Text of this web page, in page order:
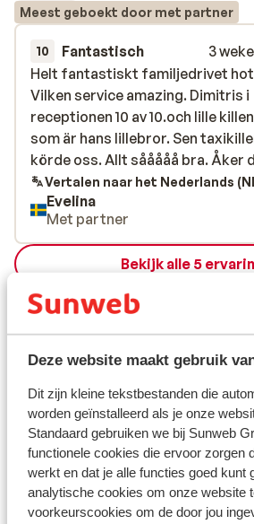
Deze website maakt gebruik
Dit zijn kleine tekstbestanden die
worden geïnstalleerd als je onze
Standaard gebruiken we bij Sunweb
functionele cookies die ervoor zorgen
werkt en dat je alle functies goed kunt
analytische cookies om onze website
voorkeurscookies om de door jou
Meest geboekt door met partner
10 Fantastisch
3
Helt fantastiskt familjedrivet
Vilken service amazing. Dimitris i
receptionen 10 av 10.och lille
som är hans lillebror. Sen
körde oss. Allt sååååå bra. Åker
Helt fantastiskt familjedrivet
Vilken service amazing. Dimitris i
receptionen 10 av 10.och lille
som är hans lillebror. Sen
körde oss. Allt sååååå bra. Åker
Vertalen naar het Nederlands
Evelina
Met partner
Bekijk alle 5
Ligging
Bekijk op
In de buurt